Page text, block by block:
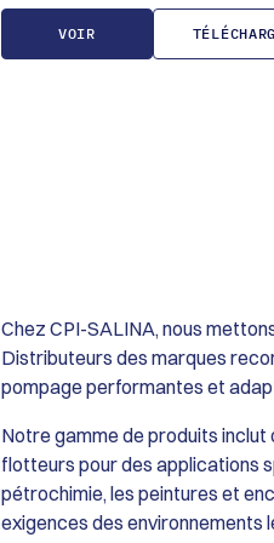
contact avec le fluide véhiculé.
Fiabilité : Accrochage de la roue
au sens de rotation.
Traitement des gaz : Installation
neutralisation des gaz des unités
d’incinération et désodorisation
VOIR
Chez CPI-SALINA, nous
Distributeurs des marques
pompage performantes et
Notre gamme de produits inclut
flotteurs pour des applications
pétrochimie, les peintures et
exigences des environnements